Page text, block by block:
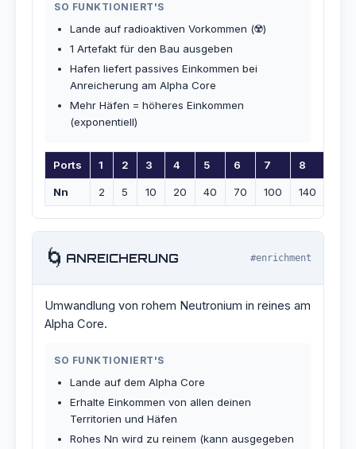
SO FUNKTIONIERT'S
Lande auf radioaktiven Vorkommen (☢️)
1 Artefakt für den Bau ausgeben
Hafen liefert passives Einkommen bei
Anreicherung am Alpha Core
Mehr Häfen = höheres Einkommen
(exponentiell)
Ports 1 2 3 4 5 6 7 8
Nn 2 5 10 20 40 70 100 140
🌀 ANREICHERUNG #enrichment
Umwandlung von rohem Neutronium in reines am
Alpha Core.
SO FUNKTIONIERT'S
Lande auf dem Alpha Core
Erhalte Einkommen von allen deinen
Territorien und Häfen
Rohes Nn wird zu reinem (kann ausgegeben